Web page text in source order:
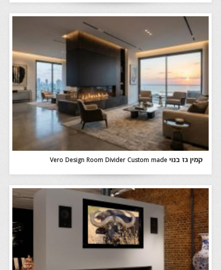
קמין גז בנוי Vero Design Room Divider Custom made